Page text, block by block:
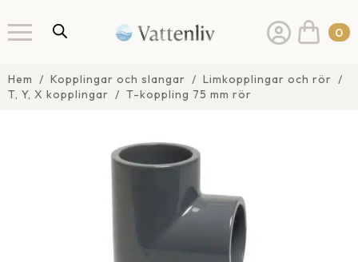
0
Hem Kopplingar och slangar
Limkopplingar och rör
T, Y, X kopplingar
T-koppling 75 mm rör